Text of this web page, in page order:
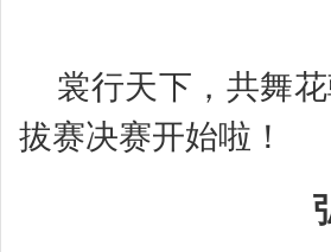
裳行天下，共舞
拔赛决赛开始啦！